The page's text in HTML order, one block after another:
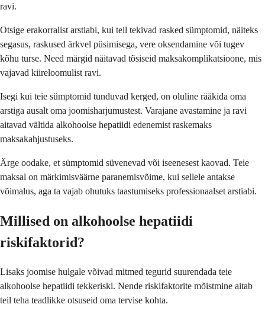
ravi.
Otsige erakorralist arstiabi, kui teil tekivad rasked sümptomid, näiteks
segasus, raskused ärkvel püsimisega, vere oksendamine või tugev
kõhu turse. Need märgid näitavad tõsiseid maksakomplikatsioone, mis
vajavad kiireloomulist ravi.
Isegi kui teie sümptomid tunduvad kerged, on oluline rääkida oma
arstiga ausalt oma joomisharjumustest. Varajane avastamine ja ravi
aitavad vältida alkohoolse hepatiidi edenemist raskemaks
maksakahjustuseks.
Ärge oodake, et sümptomid süvenevad või iseenesest kaovad. Teie
maksal on märkimisväärne paranemisvõime, kui sellele antakse
võimalus, aga ta vajab ohutuks taastumiseks professionaalset arstiabi.
Millised on alkohoolse hepatiidi
riskifaktorid?
Lisaks joomise hulgale võivad mitmed tegurid suurendada teie
alkohoolse hepatiidi tekkeriski. Nende riskifaktorite mõistmine aitab
teil teha teadlikke otsuseid oma tervise kohta.